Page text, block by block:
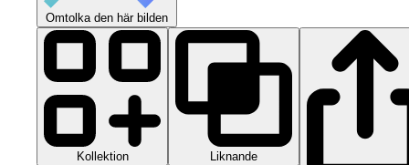
Omtolka den här bilden
Kollektion Liknande